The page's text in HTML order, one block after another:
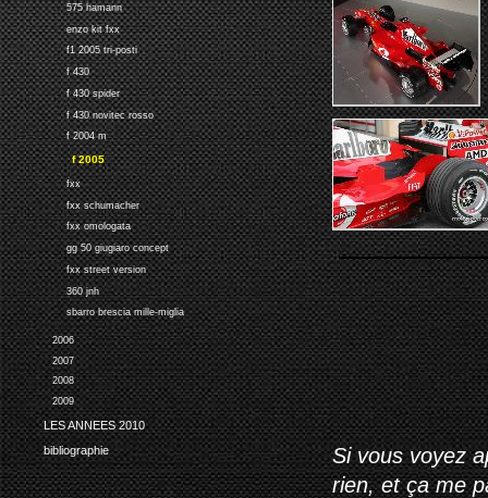
575 hamann
enzo kit fxx
f1 2005 tri-posti
f 430
f 430 spider
f 430 novitec rosso
f 2004 m
f 2005
fxx
fxx schumacher
fxx omologata
gg 50 giugiaro concept
fxx street version
360 jnh
sbarro brescia mille-miglia
2006
2007
2008
2009
LES ANNEES 2010
bibliographie
Si vous voyez
rien, et ça me